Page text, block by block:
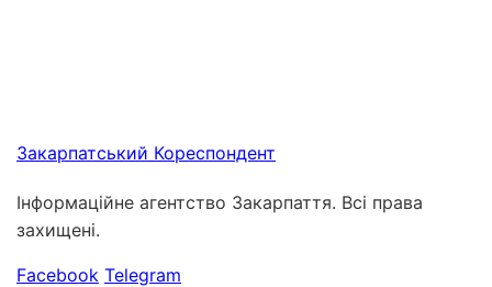
Закарпатський Кореспондент
Інформаційне агентство Закарпаття. Всі права
захищені.
Facebook Telegram